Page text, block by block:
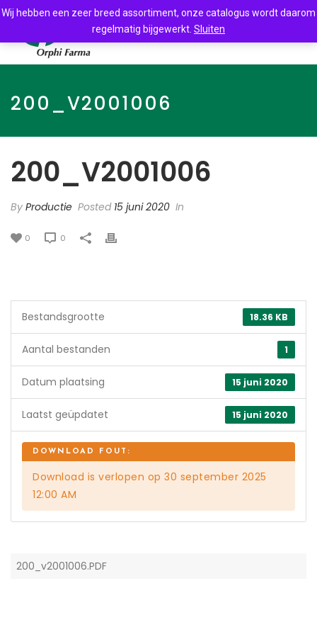
200_V2001006
200_V2001006
By Productie Posted 15 juni 2020 In
0 0
18.36 KB
Bestandsgrootte
1
Aantal bestanden
15 juni 2020
Datum plaatsing
15 juni 2020
Laatst geüpdatet
Download is verlopen op 30 september 2025
12:00 AM
200_v2001006.PDF
Wij hebben een zeer breed assortiment, onze catalogus wordt daarom
regelmatig bijgewerkt. Sluiten